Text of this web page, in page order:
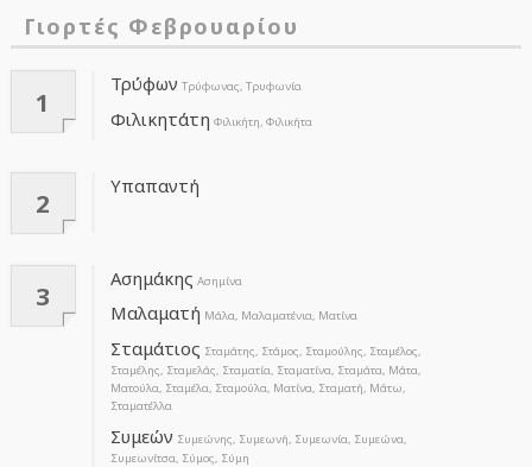
Γιορτές Φεβρουαρίου
1
Τρύφων Τρύφωνας, Τρυφωνία
Φιλικητάτη Φιλικήτη, Φιλικήτα
2
Υπαπαντή
3
Ασημάκης Ασημίνα
Μαλαματή Μάλα, Μαλαματένια, Ματίνα
Σταμάτιος Σταμάτης, Στάμος, Σταμούλης, Σταμέλος,
Σταμέλης, Σταμελάς, Σταματία, Σταματίνα, Σταμάτα, Μάτα,
Ματούλα, Σταμέλα, Σταμούλα, Ματίνα, Σταματή, Μάτω,
Σταματέλλα
Συμεών Συμεώνης, Συμεωνή, Συμεωνία, Συμεώνα,
Συμεωνίτσα, Σύμος, Σύμη